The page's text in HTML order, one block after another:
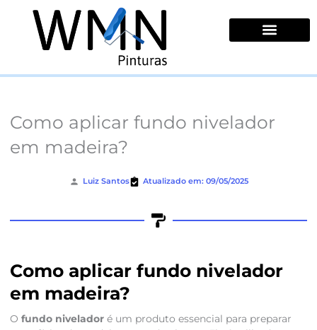
conteúdo
Como aplicar fundo nivelador
em madeira?
Luiz Santos Atualizado em: 09/05/2025
Como aplicar fundo nivelador
em madeira?
O fundo niveladoré um produto essencial para preparar